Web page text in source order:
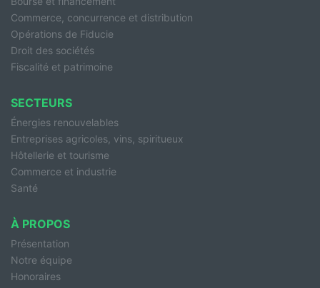
Commerce, concurrence et distribution
Opérations de Fiducie
Droit des sociétés
Fiscalité et patrimoine
SECTEURS
Énergies renouvelables
Entreprises agricoles, vins, spiritueux
Hôtellerie et tourisme
Commerce et industrie
Santé
À PROPOS
Présentation
Notre équipe
Honoraires